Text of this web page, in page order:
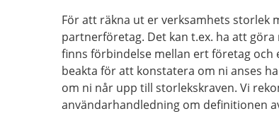
För att räkna ut er verksamhets storlek
partnerföretag. Det kan t.ex. ha att
finns förbindelse mellan ert företag
beakta för att konstatera om ni anses
om ni når upp till storlekskraven. Vi
användarhandledning om definitionen